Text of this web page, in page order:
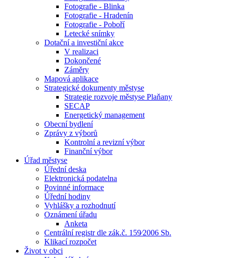
Fotografie - Blinka
Fotografie - Hradenín
Fotografie - Poboří
Letecké snímky
Dotační a investiční akce
V realizaci
Dokončené
Záměry
Mapová aplikace
Strategické dokumenty městyse
Strategie rozvoje městyse Plaňany
SECAP
Energetický management
Obecní bydlení
Zprávy z výborů
Kontrolní a revizní výbor
Finanční výbor
Úřad městyse
Úřední deska
Elektronická podatelna
Povinné informace
Úřední hodiny
Vyhlášky a rozhodnutí
Oznámení úřadu
Anketa
Centrální registr dle zák.č. 159⁄2006 Sb.
Klikací rozpočet
Život v obci